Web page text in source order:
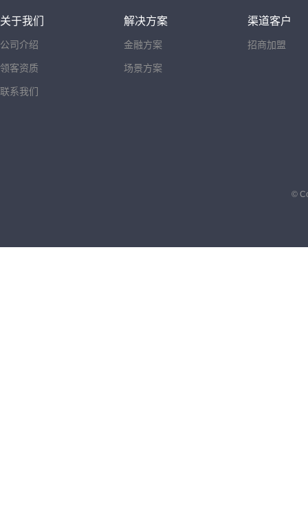
关于我们
公司介绍
领客资质
联系我们
解决方案
金融方案
场景方案
渠道客户
招商加盟
©